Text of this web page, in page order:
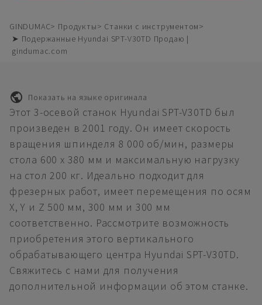
GINDUMAC Продукты
Станки с инструментом
➤ Подержанные Hyundai SPT-V30TD Продаю |
gindumac.com
Показать на языке оригинала
Этот 3-осевой станок Hyundai SPT-V30TD был
произведен в 2001 году. Он имеет скорость
вращения шпинделя 8 000 об/мин, размеры
стола 600 x 380 мм и максимальную нагрузку
на стол 200 кг. Идеально подходит для
фрезерных работ, имеет перемещения по осям
X, Y и Z 500 мм, 300 мм и 300 мм
соответственно. Рассмотрите возможность
приобретения этого вертикального
обрабатывающего центра Hyundai SPT-V30TD.
Свяжитесь с нами для получения
дополнительной информации об этом станке.